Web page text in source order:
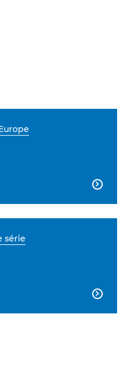

série
